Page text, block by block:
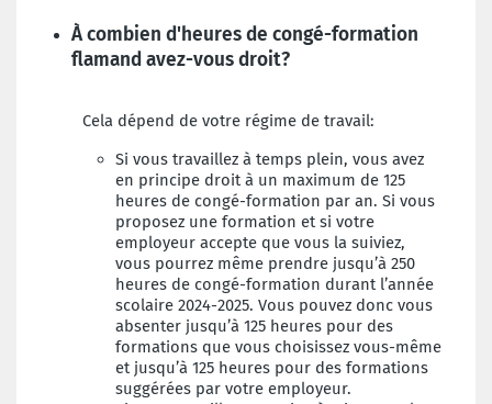
À combien d'heures de congé-formation
flamand avez-vous droit?
Cela dépend de votre régime de travail:
Si vous travaillez à temps plein, vous avez
en principe droit à un maximum de 125
heures de congé-formation par an. Si vous
proposez une formation et si votre
employeur accepte que vous la suiviez,
vous pourrez même prendre jusqu’à 250
heures de congé-formation durant l’année
scolaire 2024-2025. Vous pouvez donc vous
absenter jusqu’à 125 heures pour des
formations que vous choisissez vous-même
et jusqu’à 125 heures pour des formations
suggérées par votre employeur.